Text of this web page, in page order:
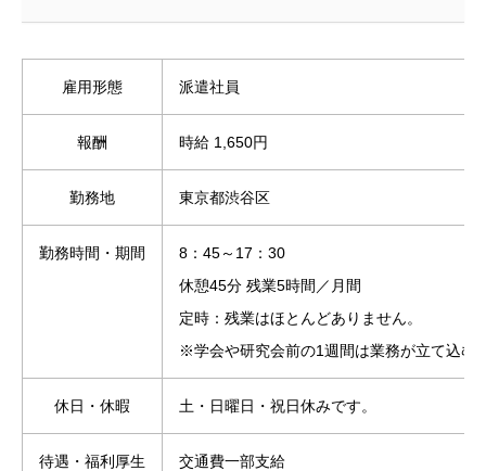
雇用形態 派遣社員
報酬 時給 1,650円
勤務地 東京都渋谷区
勤務時間・期間
8：45～17：30
休憩45分 残業5時間／月間
定時：残業はほとんどありません。
※学会や研究会前の1週間は業務が立て込む
休日・休暇 土・日曜日・祝日休みです。
待遇・福利厚生 交通費一部支給